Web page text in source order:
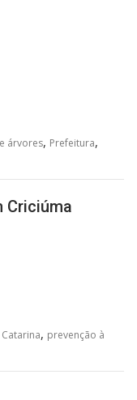
árvores, Prefeitura,
Criciúma
, prevenção à